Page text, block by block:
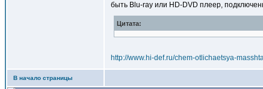
быть Blu-ray или HD-DVD плеер,
Цитата:
http://www.hi-def.ru/chem-otlichaetsya-
В начало страницы